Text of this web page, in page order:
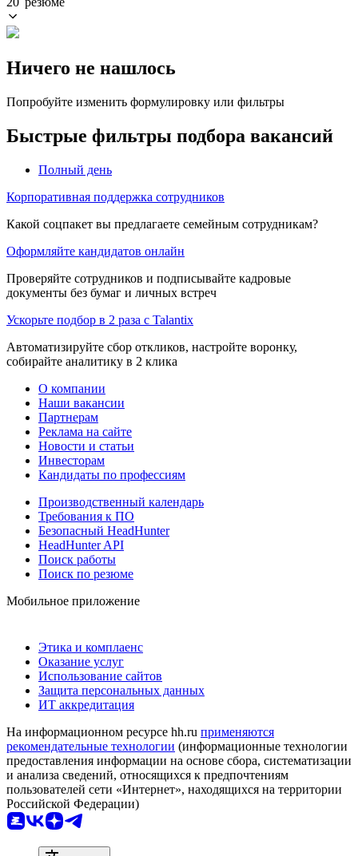
Ничего не нашлось
Попробуйте изменить формулировку или фильтры
Быстрые фильтры подбора вакансий
Полный день
Корпоративная поддержка сотрудников
Какой соцпакет вы предлагаете семейным сотрудникам?
Оформляйте кандидатов онлайн
Проверяйте сотрудников и подписывайте кадровые
документы без бумаг и личных встреч
Ускорьте подбор в 2 раза с Talantix
Автоматизируйте сбор откликов, настройте воронку,
собирайте аналитику в 2 клика
О компании
Наши вакансии
Партнерам
Реклама на сайте
Новости и статьи
Инвесторам
Кандидаты по профессиям
Производственный календарь
Требования к ПО
Безопасный HeadHunter
HeadHunter API
Поиск работы
Поиск по резюме
Мобильное приложение
Этика и комплаенс
Оказание услуг
Использование сайтов
Защита персональных данных
ИТ аккредитация
На информационном ресурсе hh.ru применяются
рекомендательные технологии (информационные технологии
предоставления информации на основе сбора, систематизации
и анализа сведений, относящихся к предпочтениям
пользователей сети «Интернет», находящихся на территории
Российской Федерации)